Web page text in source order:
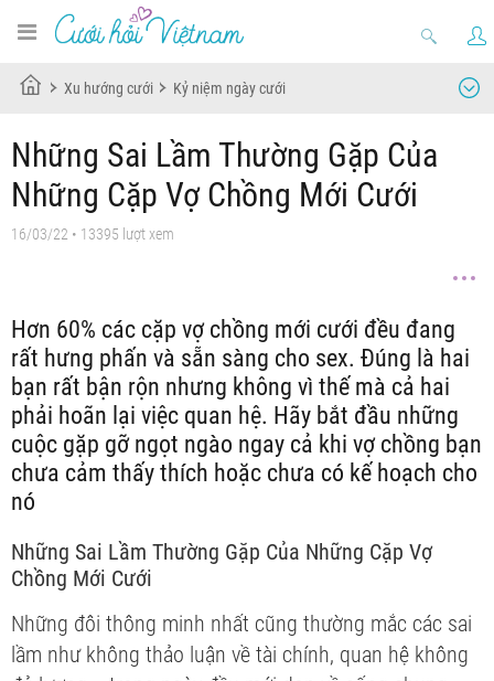
Xu hướng cưới Kỷ niệm ngày cưới
Những Sai Lầm Thường Gặp Của
Những Cặp Vợ Chồng Mới Cưới
16/03/22 • 13395 lượt xem
Hơn 60% các cặp vợ chồng mới cưới đều đang
rất hưng phấn và sẵn sàng cho sex. Đúng là hai
bạn rất bận rộn nhưng không vì thế mà cả hai
phải hoãn lại việc quan hệ. Hãy bắt đầu những
cuộc gặp gỡ ngọt ngào ngay cả khi vợ chồng bạn
chưa cảm thấy thích hoặc chưa có kế hoạch cho
nó
Những Sai Lầm Thường Gặp Của Những Cặp Vợ
Chồng Mới Cưới
Những đôi thông minh nhất cũng thường mắc các sai
lầm như không thảo luận về tài chính, quan hệ không